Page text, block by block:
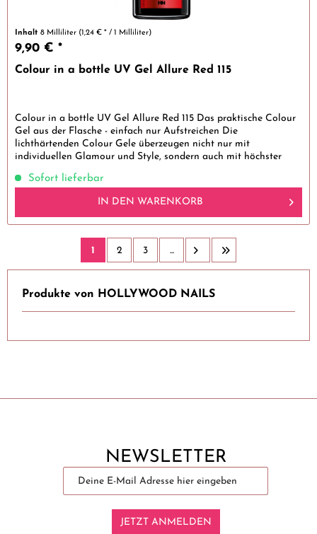
Inhalt8 Milliliter (1,24 € * / 1 Milliliter)
9,90 € *
Colour in a bottle UV Gel Allure Red 115
Colour in a bottle UV Gel Allure Red 115 Das praktische Colour
Gel aus der Flasche - einfach nur Aufstreichen Die
lichthärtenden Colour Gele überzeugen nicht nur mit
individuellen Glamour und Style, sondern auch mit höchster
Sofort lieferbar
IN DEN WARENKORB
1 2 3 ...
Produkte von HOLLYWOOD NAILS
NEWSLETTER
JETZT ANMELDEN